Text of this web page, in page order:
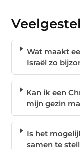
Wat maakt
Israël zo
Kan ik een
mijn gezin
Is het
samen te